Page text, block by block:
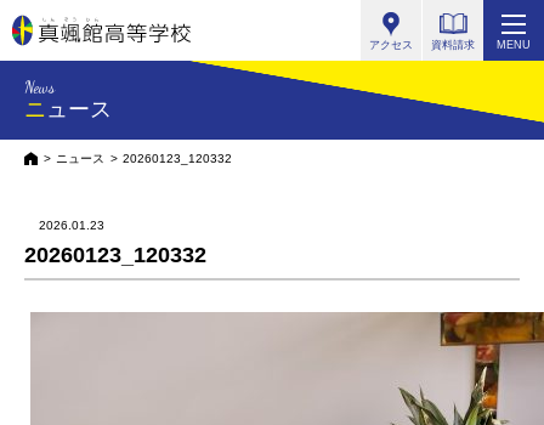
アクセス 資料請求 MENU
News
ニュース
HOMEニュース 20260123_120332
2026.01.23
20260123_120332